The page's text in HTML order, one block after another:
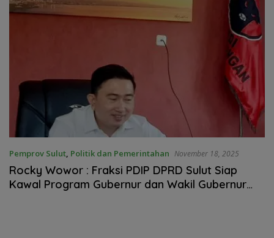
Pemprov Sulut, Politik dan Pemerintahan November 18, 2025
Rocky Wowor : Fraksi PDIP DPRD Sulut Siap
Kawal Program Gubernur dan Wakil Gubernur